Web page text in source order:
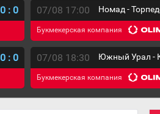
0 : 0 07/08 17:00 Номад -
Букмекерская компания
0 : 0 07/08 18:30 Южный Урал -
Букмекерская компания